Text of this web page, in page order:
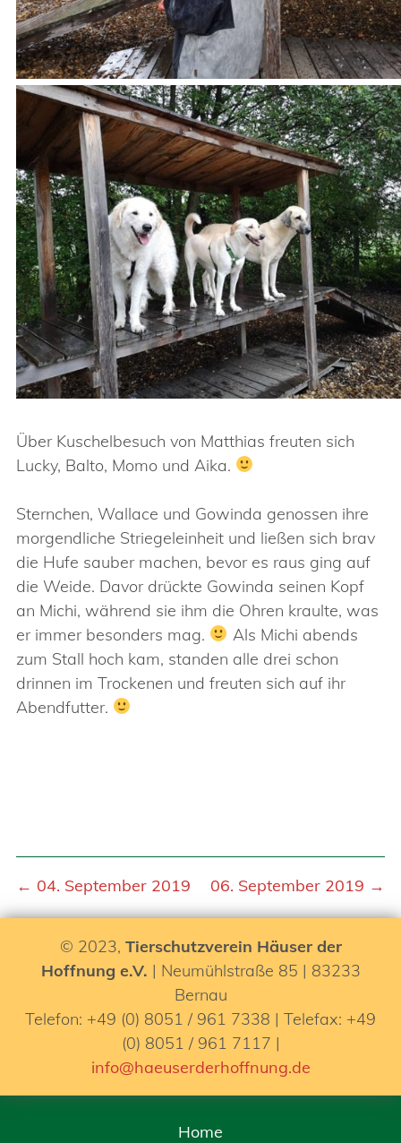
Über Kuschelbesuch von Matthias freuten sich
Lucky, Balto, Momo und Aika.
Sternchen, Wallace und Gowinda genossen ihre
morgendliche Striegeleinheit und ließen sich brav
die Hufe sauber machen, bevor es raus ging auf
die Weide. Davor drückte Gowinda seinen Kopf
an Michi, während sie ihm die Ohren kraulte, was
er immer besonders mag.
Als Michi abends
zum Stall hoch kam, standen alle drei schon
drinnen im Trockenen und freuten sich auf ihr
Abendfutter.
← 04. September 2019 06. September 2019 →
© 2023, Tierschutzverein Häuser der
Hoffnung e.V. | Neumühlstraße 85 | 83233
Bernau
Telefon: +49 (0) 8051 / 961 7338 | Telefax: +49
(0) 8051 / 961 7117 |
info@haeuserderhoffnung.de
Home